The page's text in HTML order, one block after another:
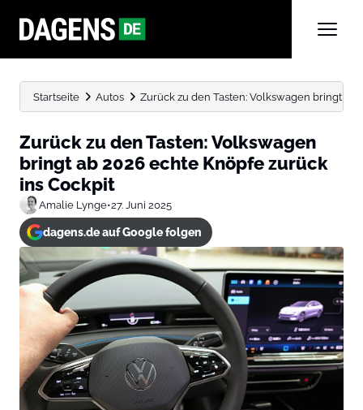
Startseite Autos Zurück zu den Tasten: Volkswagen bringt ab
Zurück zu den Tasten: Volkswagen
bringt ab 2026 echte Knöpfe zurück
ins Cockpit
Amalie Lynge•27. Juni 2025
dagens.de auf Google folgen